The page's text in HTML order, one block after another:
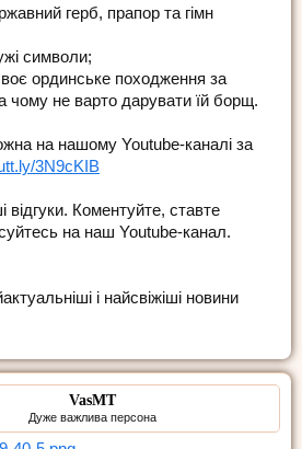
герб, прапор та гімн
символи;
ординське походження за
чому не варто дарувати їй борщ.
на нашому Youtube-каналі за
3N9cKIB
відгуки. Коментуйте, ставте
на наш Youtube-канал.
і найсвіжіші новини
VasMT
Дуже важлива персона